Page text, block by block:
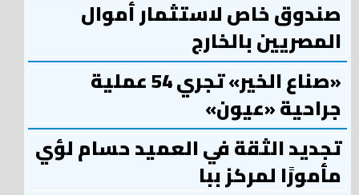
صندوق خاص لاستثمار أموال
المصريين بالخارج
«صناع الخير» تجري 54 عملية
جراحية «عيون»
تجديد الثقة في العميد حسام لؤي
مأمورًا لمركز ببا